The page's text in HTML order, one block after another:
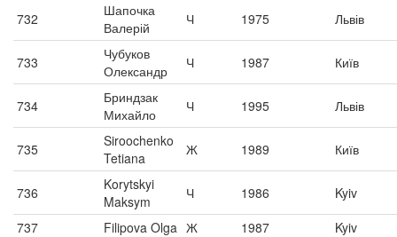
732
Шапочка
Валерій
Ч 1975 Львів
733
Чубуков
Олександр
Ч 1987 Київ
734
Бриндзак
Михайло
Ч 1995 Львів
735
Siroochenko
Tetiana
Ж 1989 Київ
736
Korytskyi
Maksym
Ч 1986
Kyiv
737
Filipova Olga Ж 1987
Kyiv